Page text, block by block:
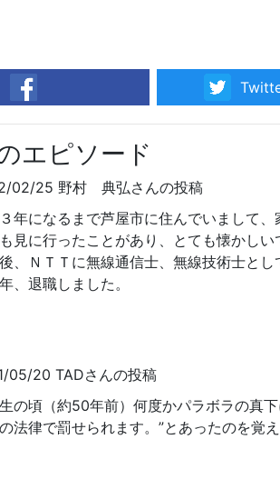
facebook
エピソード
02/25 野村 典弘さんの投稿
年になるまで芦屋市に住んでいまして
見に行ったことがあり、とても懐かしい
、ＮＴＴに無線通信士、無線技術士とし
、退職しました。
05/20 TADさんの投稿
の頃（約50年前）何度かパラボラの真
法律で罰せられます。”とあったのを覚